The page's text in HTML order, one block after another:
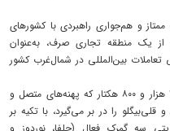
و هم‌جواری راهبردی با کشورهای
از یک منطقه تجاری صرف، به‌عنوان
تعاملات بین‌المللی در شمال‌غرب کشور
این کانون عظیم اقتصادی با وسعتی معادل ۷۱ هزار و ۸۰۰ هکتار که پهنه‌های متصل و
قلی‌بیگلو را در بر می‌گیرد، با تکیه بر